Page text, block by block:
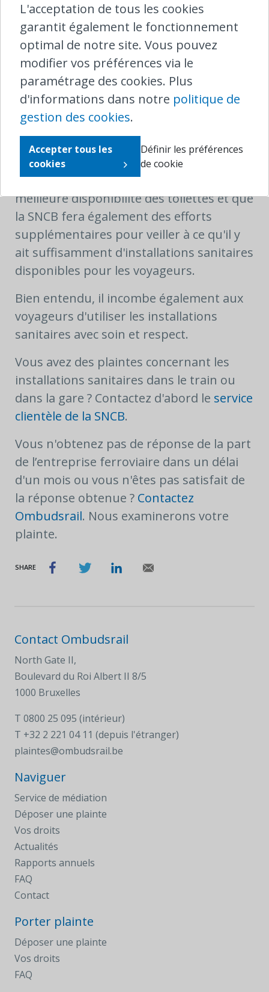
l’installation sanitaire existante restent
accessibles 15 minutes avant le premier
départ jusqu’à minimum 20 heures. »
Dans un dossier traité, la SNCB a confirmé
qu'elle installera des toilettes accessibles
de manière autonome dans les 100 plus
grandes gares.
Entre-temps, nous espérons que le
nouveau contrat de gestion garantira une
meilleure disponibilité des toilettes et que
la SNCB fera également des efforts
supplémentaires pour veiller à ce qu'il y
ait suffisamment d'installations sanitaires
disponibles pour les voyageurs.
Bien entendu, il incombe également aux
voyageurs d'utiliser les installations
sanitaires avec soin et respect.
Vous avez des plaintes concernant les
installations sanitaires dans le train ou
dans la gare ? Contactez d'abord le service
clientèle de la SNCB.
Vous n'obtenez pas de réponse de la part
de l’entreprise ferroviaire dans un délai
d'un mois ou vous n'êtes pas satisfait de
la réponse obtenue ? Contactez
Ombudsrail. Nous examinerons votre
plainte.
SHARE
Contact Ombudsrail
North Gate II,
Boulevard du Roi Albert II 8/5
1000 Bruxelles
T 0800 25 095 (intérieur)
T +32 2 221 04 11 (depuis l'étranger)
plaintes@ombudsrail.be
Naviguer
Service de médiation
Déposer une plainte
Vos droits
Actualités
Rapports annuels
FAQ
Contact
Porter plainte
Déposer une plainte
Vos droits
FAQ
L'acceptation de tous les cookies
garantit également le fonctionnement
optimal de notre site. Vous pouvez
modifier vos préférences via le
paramétrage des cookies. Plus
d'informations dans notre politique de
gestion des cookies.
Accepter tous les
cookies
Définir les préférences
de cookie